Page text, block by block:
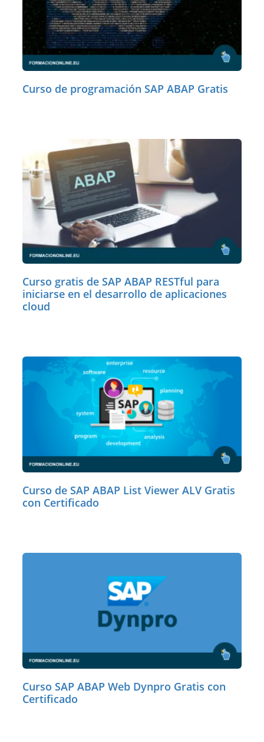
Curso de programación SAP ABAP Gratis
Curso gratis de SAP ABAP RESTful para
iniciarse en el desarrollo de aplicaciones
cloud
Curso de SAP ABAP List Viewer ALV Gratis
con Certificado
Curso SAP ABAP Web Dynpro Gratis con
Certificado